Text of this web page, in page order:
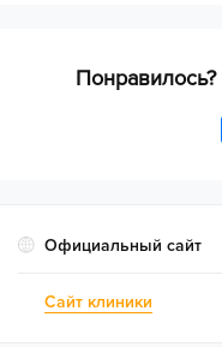
критериям:
Компетентность
Оборудование
Официальный сайт
Сайт клиники